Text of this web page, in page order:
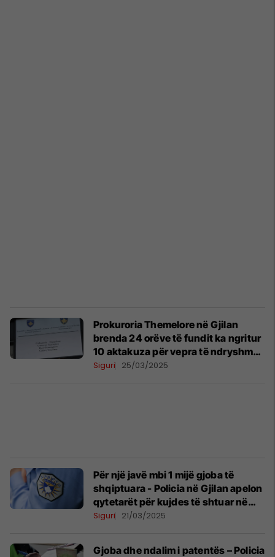
Prokuroria Themelore në Gjilan
brenda 24 orëve të fundit ka ngritur
10 aktakuza për vepra të ndryshme
penale
Siguri 25/03/2025
Për një javë mbi 1 mijë gjoba të
shqiptuara - Policia në Gjilan apelon
qytetarët për kujdes të shtuar në
trafik
Siguri 21/03/2025
Gjoba dhe ndalim i patentës – Policia